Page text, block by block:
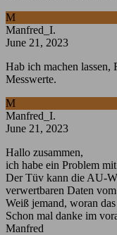
M
Manfred_I.
June 21, 2023
Hab ich machen lassen,
Messwerte.
M
Manfred_I.
June 21, 2023
Hallo zusammen,
ich habe ein Problem
Der Tüv kann die AU-
verwertbaren Daten
Weiß jemand, woran
Schon mal danke im
Manfred